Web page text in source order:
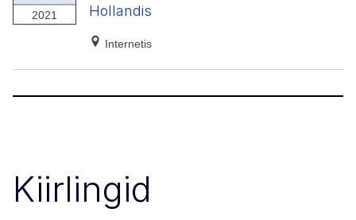
2021
Hollandis
Internetis
Kiirlingid